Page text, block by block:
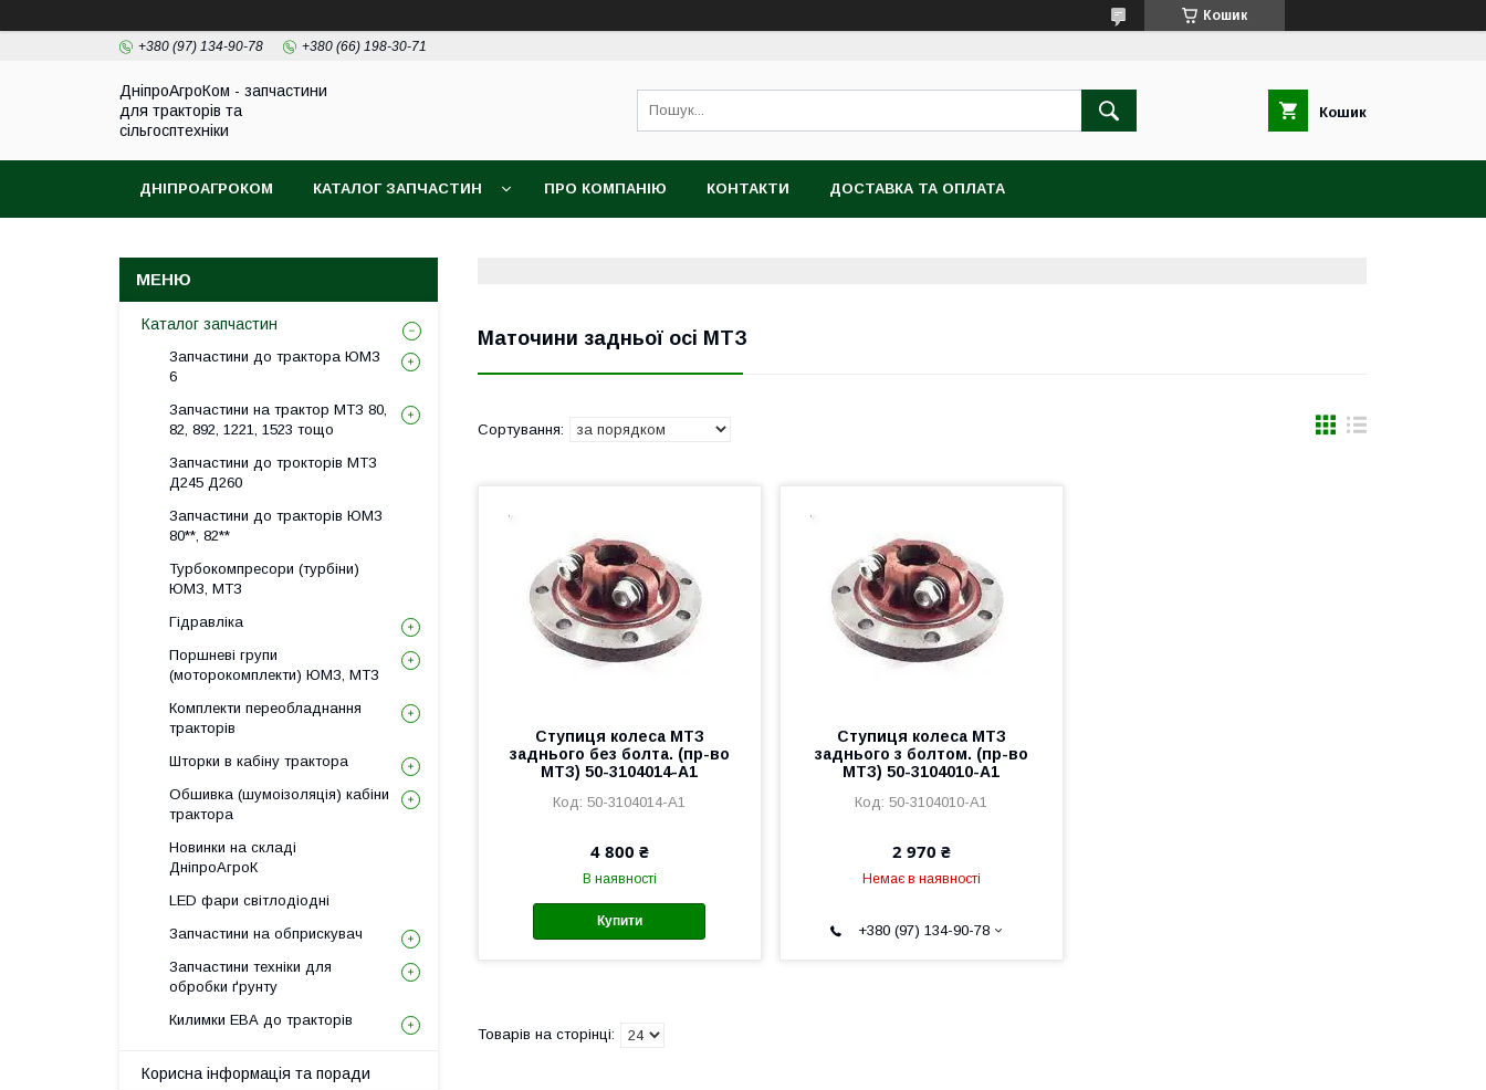
Кошик
+380 (97) 134-90-78 +380 (66) 198-30-71
ДніпроАгроКом - запчастини
для тракторів та
сільгосптехніки
Кошик
ДНІПРОАГРОКОМ КАТАЛОГ ЗАПЧАСТИН ПРО КОМПАНІЮ КОНТАКТИ ДОСТАВКА ТА ОПЛАТА
Маточини задньої осі МТЗ
Ступиця колеса МТЗ
заднього без болта. (пр-во
МТЗ) 50-3104014-А1
50-3104014-А1
4 800 ₴
В наявності
Купити
Ступиця колеса МТЗ
заднього з болтом. (пр-во
МТЗ) 50-3104010-А1
50-3104010-А1
2 970 ₴
Немає в наявності
+380 (97) 134-90-78
Каталог запчастин
Запчастини до трактора ЮМЗ
6
Запчастини на трактор МТЗ 80,
82, 892, 1221, 1523 тощо
Запчастини до трокторів МТЗ
Д245 Д260
Запчастини до тракторів ЮМЗ
80**, 82**
Турбокомпресори (турбіни)
ЮМЗ, МТЗ
Гідравліка
Поршневі групи
(моторокомплекти) ЮМЗ, МТЗ
Комплекти переобладнання
тракторів
Шторки в кабіну трактора
Обшивка (шумоізоляція) кабіни
трактора
Новинки на складі
ДніпроАгроК
LED фари світлодіодні
Запчастини на обприскувач
Запчастини техніки для
обробки ґрунту
Килимки ЕВА до тракторів
Корисна інформація та поради